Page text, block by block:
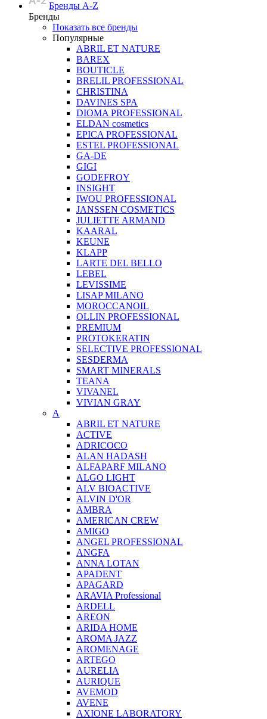
Бренды A-Z
Бренды
Показать все бренды
Популярные
ABRIL ET NATURE
BAREX
BOUTICLE
BRELIL PROFESSIONAL
CHRISTINA
DAVINES SPA
DIOMA PROFESSIONAL
ELDAN cosmetics
EPICA PROFESSIONAL
ESTEL PROFESSIONAL
GA-DE
GIGI
GODEFROY
INSIGHT
IWOU PROFESSIONAL
JANSSEN COSMETICS
JULIETTE ARMAND
KAARAL
KEUNE
KLAPP
LARTE DEL BELLO
LEBEL
LEVISSIME
LISAP MILANO
MOROCCANOIL
OLLIN PROFESSIONAL
PREMIUM
PROTOKERATIN
SELECTIVE PROFESSIONAL
SESDERMA
SMART MINERALS
TEANA
VIVANEL
VIVIAN GRAY
A
ABRIL ET NATURE
ACTIVE
ADRICOCO
ALAN HADASH
ALFAPARF MILANO
ALGO LIGHT
ALV BIOACTIVE
ALVIN D'OR
AMBRA
AMERICAN CREW
AMIGO
ANGEL PROFESSIONAL
ANGFA
ANNA LOTAN
APADENT
APAGARD
ARAVIA Professional
ARDELL
AREON
ARIDA HOME
AROMA JAZZ
AROMENAGE
ARTEGO
AURELIA
AURIQUE
AVEMOD
AVENE
AXIONE LABORATORY